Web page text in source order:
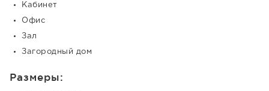
Кабинет
Офис
Зал
Загородный дом
Размеры: